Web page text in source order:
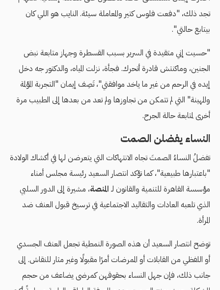
تجد ذلك، "دفعت فلوس كتير والمعاملة سيئة. النايب هو اللي كان
بيتابع حالتي".
"حسيت إني متقيدة في السرير بسبب القسطرة وجهاز متابعة نبض
الجنين، وماكنتش قادرة أتحرك. فجأة، نزلت المياه، والدكتور جه دخل
إيده في الرحم من غير ما ياخد موافقتي"، تَصِف إيمان "التجربة المؤلمة
والمهينة" التي لم تتمكن من تجاوزها ولم تعد من بعدها إلى الطبيب مرة
أخرى لمتابعة حالة الجرح.
النساء يفضلن الصمت
تفضلُ النساءُ الصمتَ تجاه الانتهاكات التي يتعرضن لها في أكشاك الولادة
"باعتبارها طبيعية"، كما تؤكد انتصار السعيد رئيسة مجلس أمناء
مؤسسة القاهرة للتنمية والقانون لـ المنصة، مشيرة إلى الدور السلبي
الذي تلعبه العادات والتقاليد الاجتماعية في ترسيخ قبول العنف ضد
المرأة.
توضح انتصار السعيد أن هذه الصورة النمطية تجعل العنف الجسدي
أو اللفظي من القابلات أو الممرضات أمرًا مقبولًا وغير مثار للنقاش. إلى
جانب ذلك، فإن جهل النساء بحقوقهن كمرضى يضاعف من حجم